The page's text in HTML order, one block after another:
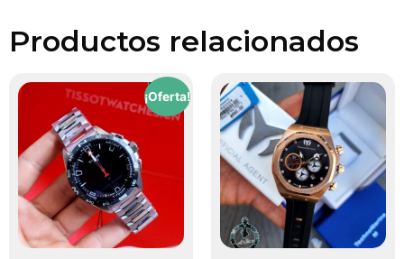
Productos relacionados
¡Oferta!